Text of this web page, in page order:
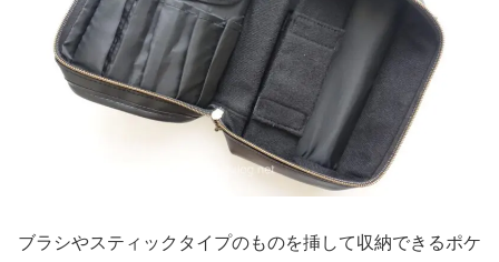
ブラシやスティックタイプのものを挿して収納できるポケ